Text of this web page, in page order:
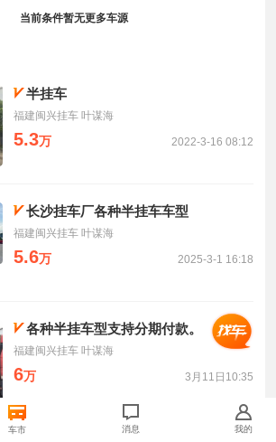
当前条件暂无更多车源
半挂车
福建闽兴挂车 叶谋海
5.3万 2022-3-16 08:12
长沙挂车厂各种半挂车车型
福建闽兴挂车 叶谋海
5.6万 2025-3-1 16:18
各种半挂车型支持分期付款。
福建闽兴挂车 叶谋海
6万 3月11日10:35
车市 消息 我的